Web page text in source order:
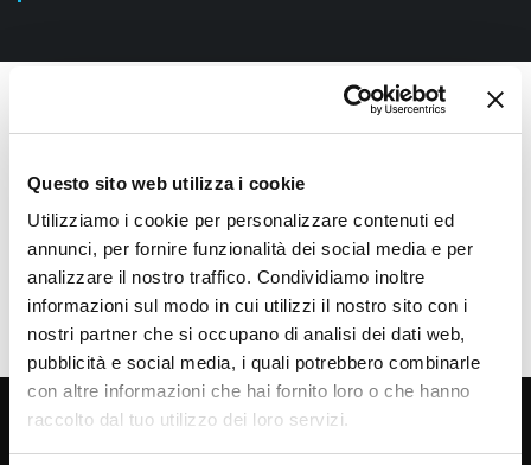
Questo sito web utilizza i cookie
Utilizziamo i cookie per personalizzare contenuti ed
annunci, per fornire funzionalità dei social media e per
analizzare il nostro traffico. Condividiamo inoltre
informazioni sul modo in cui utilizzi il nostro sito con i
nostri partner che si occupano di analisi dei dati web,
pubblicità e social media, i quali potrebbero combinarle
con altre informazioni che hai fornito loro o che hanno
raccolto dal tuo utilizzo dei loro servizi.
alla tua selezione.